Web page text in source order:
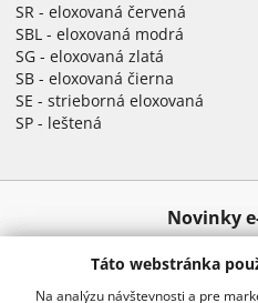
SR - eloxovaná červená
SBL - eloxovaná modrá
SG - eloxovaná zlatá
SB - eloxovaná čierna
SE - strieborná eloxovaná
SP - leštená
Novinky
Táto webstránka
Na analýzu návštevnosti a pre